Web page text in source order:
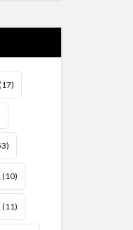
(10)
(11)